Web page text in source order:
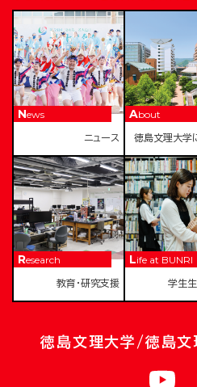
News
ニュース
About
徳島文理大学
Research
教育・研究支援
Life at BUNRI
学生生
徳島文理大学/徳島文